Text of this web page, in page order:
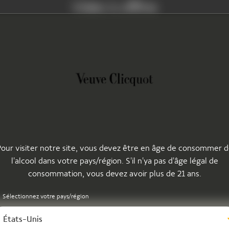
visiter notre site, vous devez être en âge de consommer
l'alcool dans votre pays/région. S'il n'ya pas d'âge légal de
consommation, vous devez avoir plus de 21 ans.
Sélectionnez votre pays/région
États-Unis